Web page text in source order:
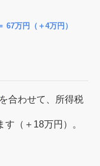
67万円（＋4万円）
合わせて、所得税
（＋18万円）。